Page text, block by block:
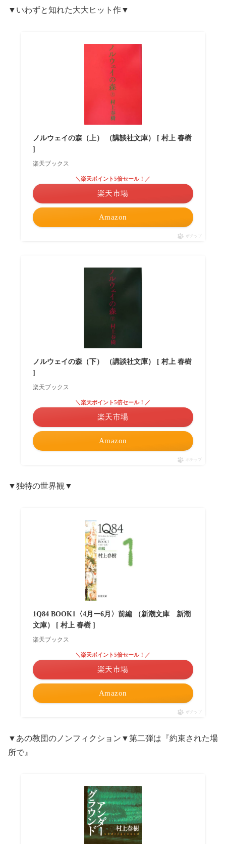
▼いわずと知れた大大ヒット作▼
ノルウェイの森（上） （講談社文庫） [ 村上 春樹
]
楽天ブックス
Amazon
＼楽天ポイント5倍セール！／
楽天市場
ポチップ
ノルウェイの森（下） （講談社文庫） [ 村上 春樹
]
楽天ブックス
Amazon
＼楽天ポイント5倍セール！／
楽天市場
ポチップ
▼独特の世界観▼
1Q84 BOOK1〈4月ー6月〉前編 （新潮文庫 新潮
文庫） [ 村上 春樹 ]
楽天ブックス
Amazon
＼楽天ポイント5倍セール！／
楽天市場
ポチップ
▼あの教団のノンフィクション▼第二弾は『約束された場
所で』